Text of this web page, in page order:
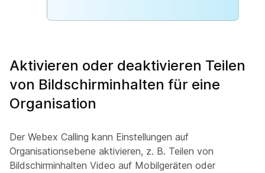
Aktivieren oder deaktivieren Teilen
von Bildschirminhalten für eine
Organisation
Der Webex Calling kann Einstellungen auf
Organisationsebene aktivieren, z. B. Teilen von
Bildschirminhalten Video auf Mobilgeräten oder